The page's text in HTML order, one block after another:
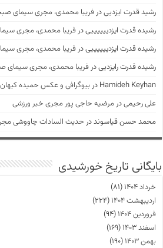
رشید قدرت ایزدییدرفریبا محمدی، مجری سیمای
رشیده قدرت ایزدیییییییدرفریبا محمدی، مجری
رشیده قدرت ایزدیییییییدرفریبا محمدی، مجری
رشیده قدرت رایزدییدرفریبا محمدی، مجری سیمای
Hamideh Keyhan در بیوگرافی و عکس حمیده
علی رحیمیدرمرضیه حاجی پور مجری خبر ورزشی
محمد حسن قیاسونددر حدیث السادات چاووشی
بایگانی تاریخ خورشیدی
خرداد ۱۴۰۴
(۸۱)
اردیبهشت ۱۴۰۴
(۲۲۴)
فروردین ۱۴۰۴
(۹۴)
اسفند ۱۴۰۳
(۱۶۹)
بهمن ۱۴۰۳
(۱۹۰)